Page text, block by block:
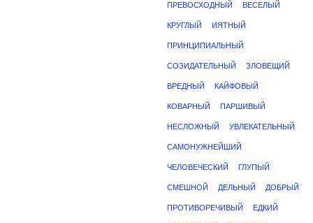
ПРЕВОСХОДНЫЙ ВЕСЕЛЫЙ
КРУГЛЫЙ ИЯТНЫЙ
ПРИНЦИПИАЛЬНЫЙ
СОЗИДАТЕЛЬНЫЙ ЗЛОВЕЩИЙ
ВРЕДНЫЙ КАЙФОВЫЙ
КОВАРНЫЙ ПАРШИВЫЙ
НЕСЛОЖНЫЙ УВЛЕКАТЕЛЬНЫЙ
САМОНУЖНЕЙШИЙ
ЧЕЛОВЕЧЕСКИЙ ГЛУПЫЙ
СМЕШНОЙ ДЕЛЬНЫЙ ДОБРЫЙ
ПРОТИВОРЕЧИВЫЙ ЕДКИЙ